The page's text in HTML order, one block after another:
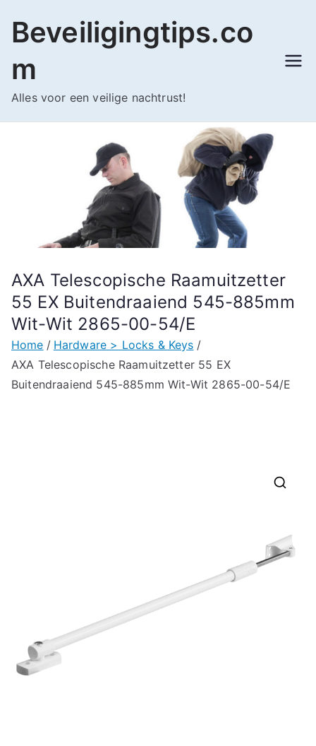
naar
inhoud
Beveiligingtips.co
m
Alles voor een veilige nachtrust!
AXA Telescopische Raamuitzetter
55 EX Buitendraaiend 545-885mm
Wit-Wit 2865-00-54/E
Home
Hardware > Locks & Keys
AXA Telescopische Raamuitzetter 55 EX
Buitendraaiend 545-885mm Wit-Wit 2865-00-54/E